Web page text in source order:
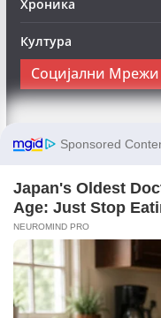
Хроника
Култура
Социјални Мрежи
Следете нè на